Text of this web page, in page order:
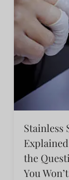
Stainless
the
You